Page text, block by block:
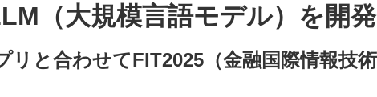
（大規模言語モデル）を開
と合わせてFIT2025（金融国際情報技